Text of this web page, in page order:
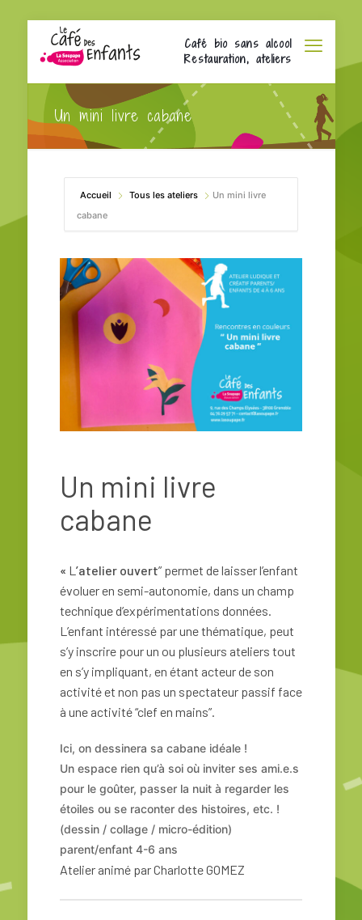
Café bio sans alcool
Restauration, ateliers
Un mini livre cabane
Accueil Tous les ateliers
Un mini livre
cabane
Un mini livre
cabane
« L ’atelier ouvert” permet de laisser l’enfant
évoluer en semi-autonomie, dans un champ
technique d’expérimentations données.
L’enfant intéressé par une thématique, peut
s’y inscrire pour un ou plusieurs ateliers tout
en s’y impliquant, en étant acteur de son
activité et non pas un spectateur passif face
à une activité “clef en mains”.
Ici, on dessinera sa cabane idéale !
Un espace rien qu’à soi où inviter ses ami.e.s
pour le goûter, passer la nuit à regarder les
étoiles ou se raconter des histoires, etc. !
(dessin / collage / micro-édition)
parent/enfant 4-6 ans
Atelier animé par Charlotte GOMEZ